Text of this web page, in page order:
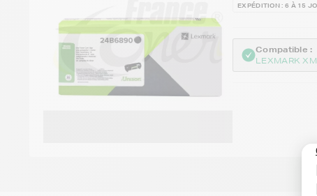
EXPÉDITION : 6 À 15
Compatible :
LEXMARK